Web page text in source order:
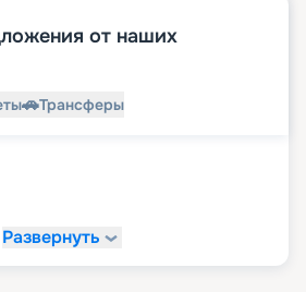
от наших
🚗Трансферы
Развернуть